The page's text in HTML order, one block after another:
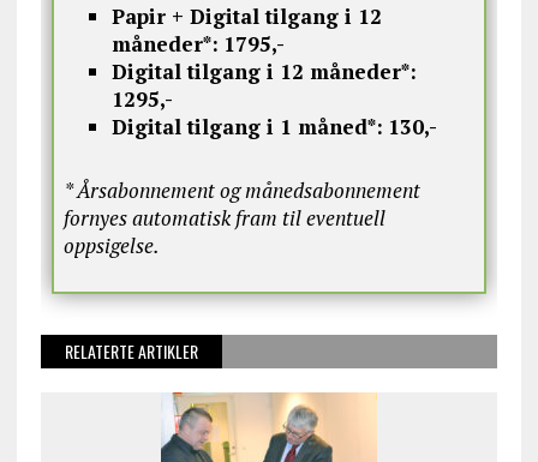
Papir + Digital tilgang i 12
måneder*: 1795,-
Digital tilgang i 12 måneder*:
1295,-
Digital tilgang i 1 måned*: 130,-
* Årsabonnement og månedsabonnement
fornyes automatisk fram til eventuell
oppsigelse.
RELATERTE ARTIKLER